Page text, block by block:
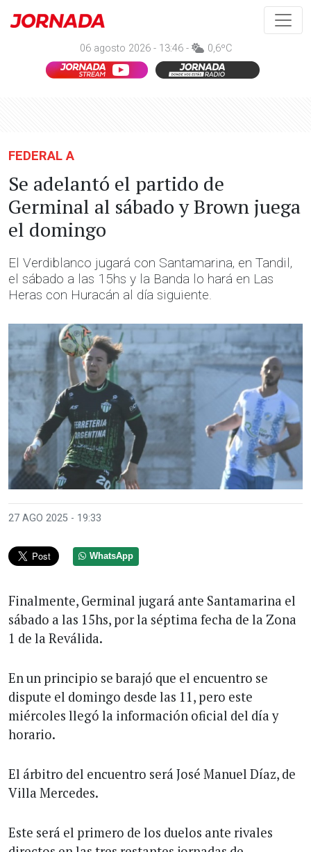
06 agosto 2026 - 13:46 - 0,6ºC
FEDERAL A
Se adelantó el partido de
Germinal al sábado y Brown juega
el domingo
El Verdiblanco jugará con Santamarina, en Tandil,
el sábado a las 15hs y la Banda lo hará en Las
Heras con Huracán al día siguiente.
27 AGO 2025 - 19:33
WhatsApp
Finalmente, Germinal jugará ante Santamarina el
sábado a las 15hs, por la séptima fecha de la Zona
1 de la Reválida.
En un principio se barajó que el encuentro se
dispute el domingo desde las 11, pero este
miércoles llegó la información oficial del día y
horario.
El árbitro del encuentro será José Manuel Díaz, de
Villa Mercedes.
Este será el primero de los duelos ante rivales